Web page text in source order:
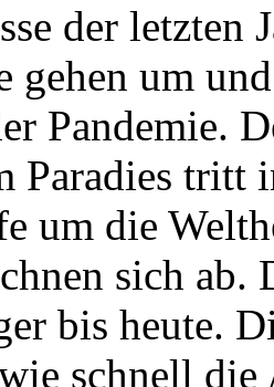
der letzten
gehen um
Pandemie.
Paradies tritt
um die
sich
bis heute.
schnell die